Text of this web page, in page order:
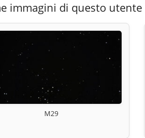
immagini di questo utente
M29